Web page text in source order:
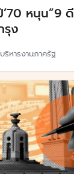
’70 หนุน”9
รุง
บริหารงานภาครัฐ